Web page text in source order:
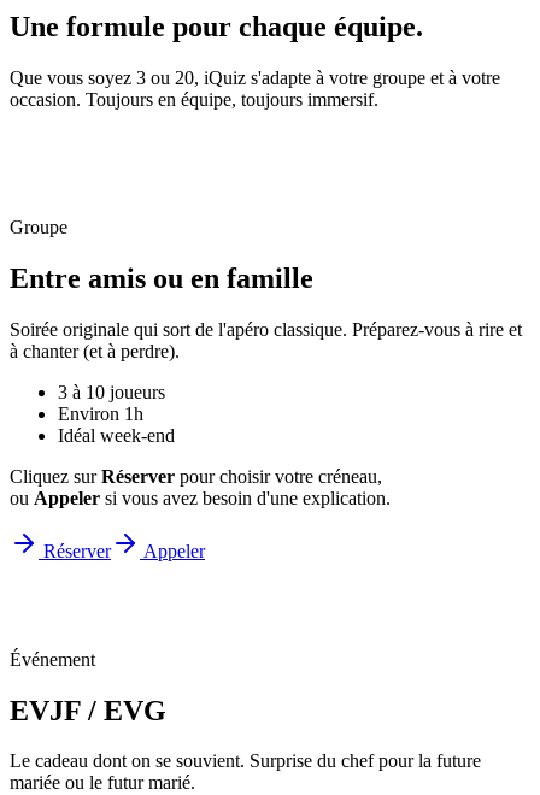
Une formule pour chaque équipe.
Que vous soyez 3 ou 20, iQuiz s'adapte à votre groupe et à votre
occasion. Toujours en équipe, toujours immersif.
Groupe
Entre amis ou en famille
Soirée originale qui sort de l'apéro classique. Préparez-vous à rire et
à chanter (et à perdre).
3 à 10 joueurs
Environ 1h
Idéal week-end
Cliquez surRéserver pour choisir votre créneau,
ou Appeler si vous avez besoin d'une explication.
Réserver Appeler
Événement
EVJF / EVG
Le cadeau dont on se souvient. Surprise du chef pour la future
mariée ou le futur marié.